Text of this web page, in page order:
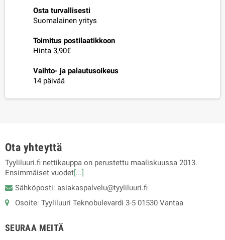
Osta turvallisesti
Suomalainen yritys
Toimitus postilaatikkoon
Hinta 3,90€
Vaihto- ja palautusoikeus
14 päivää
Ota yhteyttä
Tyyliluuri.fi nettikauppa on perustettu maaliskuussa 2013.
Ensimmäiset vuodet[...]
Sähköposti: asiakaspalvelu@tyyliluuri.fi
Osoite: Tyyliluuri Teknobulevardi 3-5 01530 Vantaa
SEURAA MEITÄ